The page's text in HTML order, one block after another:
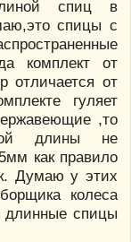
спиц в
спицы с
комплект от
отличается от
гуляет
,то
длины не
как правило
Думаю у этих
колеса
длинные спицы